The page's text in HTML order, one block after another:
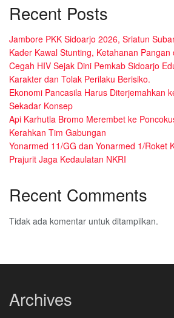
Recent Posts
Jambore PKK Sidoarjo 2026, Sriatun
Kader Kawal Stunting, Ketahanan
Cegah HIV Sejak Dini Pemkab Sidoarjo
Karakter dan Tolak Perilaku Berisiko.
Ekonomi Pancasila Harus Diterjemahkan
Sekadar Konsep
Api Karhutla Bromo Merembet ke
Kerahkan Tim Gabungan
Yonarmed 11/GG dan Yonarmed 1/Roket
Prajurit Jaga Kedaulatan NKRI
Recent Comments
Tidak ada komentar untuk ditampilkan.
Archives